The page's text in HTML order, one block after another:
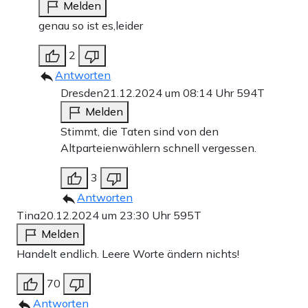
Melden
genau so ist es,leider
2
Antworten
Dresden21.12.2024 um 08:14 Uhr 594T
Melden
Stimmt, die Taten sind von den
Altparteienwählern schnell vergessen.
3
Antworten
Tina20.12.2024 um 23:30 Uhr 595T
Melden
Handelt endlich. Leere Worte ändern nichts!
70
Antworten